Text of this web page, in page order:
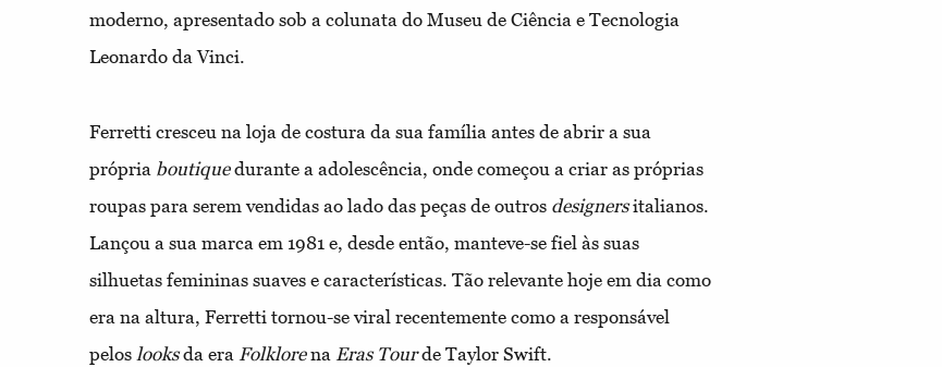
moderno, apresentado sob a colunata do Museu de Ciência e Tecnologia
Leonardo da Vinci.
Ferretti cresceu na loja de costura da sua família antes de abrir a sua
própria boutiquedurante a adolescência, onde começou a criar as próprias
roupas para serem vendidas ao lado das peças de outros designersitalianos.
Lançou a sua marca em 1981 e, desde então, manteve-se fiel às suas
silhuetas femininas suaves e características. Tão relevante hoje em dia como
era na altura, Ferretti tornou-se viral recentemente como a responsável
pelos looksda era Folklorena Eras Tourde Taylor Swift.